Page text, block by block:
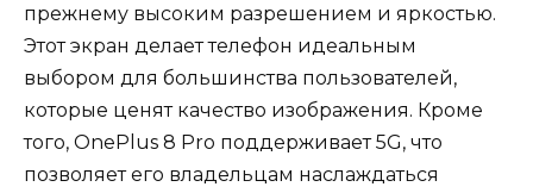
прежнему высоким разрешением и яркостью.
Этот экран делает телефон идеальным
выбором для большинства пользователей,
которые ценят качество изображения. Кроме
того, OnePlus 8 Pro поддерживает 5G, что
позволяет его владельцам наслаждаться